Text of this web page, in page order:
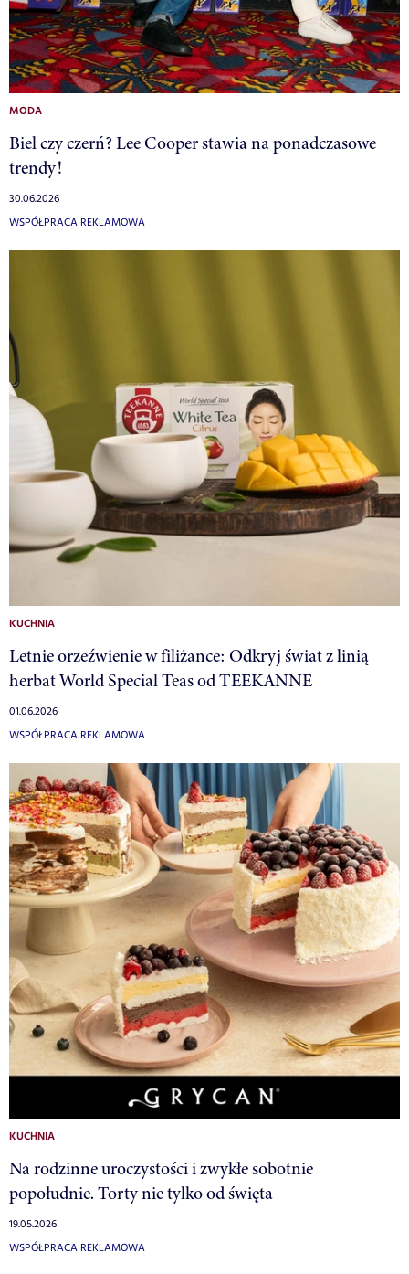
MODA
Biel czy czerń? Lee Cooper stawia na ponadczasowe
trendy!
30.06.2026
WSPÓŁPRACA REKLAMOWA
KUCHNIA
Letnie orzeźwienie w filiżance: Odkryj świat z linią
herbat World Special Teas od TEEKANNE
01.06.2026
WSPÓŁPRACA REKLAMOWA
KUCHNIA
Na rodzinne uroczystości i zwykłe sobotnie
popołudnie. Torty nie tylko od święta
19.05.2026
WSPÓŁPRACA REKLAMOWA